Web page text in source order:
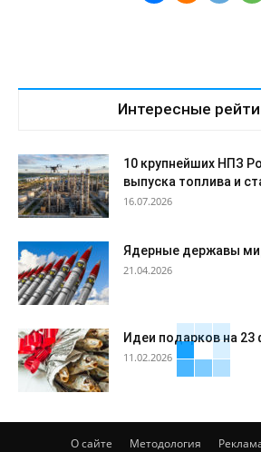
Интересные
10 крупнейших НПЗ
выпуска топлива и
16.07.2026
Ядерные державы
21.04.2026
Идеи подарков на 23
11.02.2026
О сайте Методология